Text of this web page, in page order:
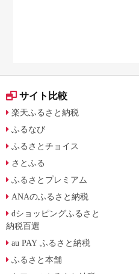
サイト比較
楽天ふるさと納税
ふるなび
ふるさとチョイス
さとふる
ふるさとプレミアム
ANAのふるさと納税
dショッピングふるさと
納税百選
au PAY ふるさと納税
ふるさと本舗